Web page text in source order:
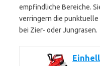
empfindliche Bereiche.
verringern die punktuelle
bei Zier- oder Jungrasen.